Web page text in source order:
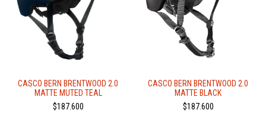
CASCO BERN BRENTWOOD 2.0
MATTE MUTED TEAL
$187.600
CASCO BERN BRENTWOOD 2.0
MATTE BLACK
$187.600